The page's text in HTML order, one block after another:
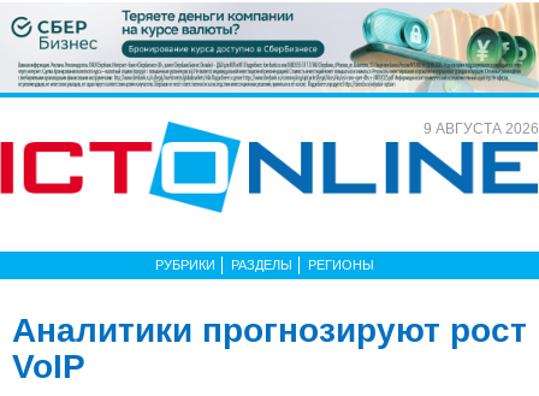
9 АВГУСТА 2026
РУБРИКИ РАЗДЕЛЫ РЕГИОНЫ
Аналитики прогнозируют рост
VoIP